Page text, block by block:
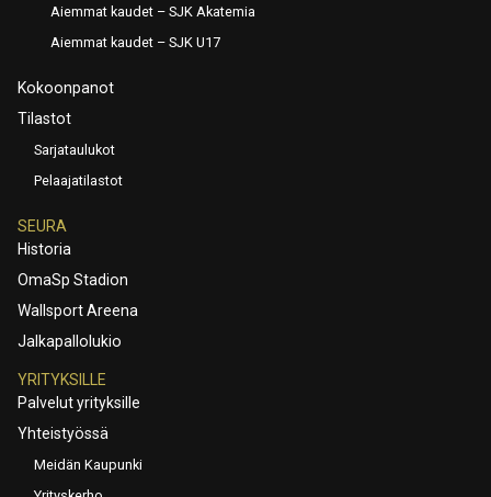
Aiemmat kaudet – SJK Akatemia
Aiemmat kaudet – SJK U17
Kokoonpanot
Tilastot
Sarjataulukot
Pelaajatilastot
SEURA
Historia
OmaSp Stadion
Wallsport Areena
Jalkapallolukio
YRITYKSILLE
Palvelut yrityksille
Yhteistyössä
Meidän Kaupunki